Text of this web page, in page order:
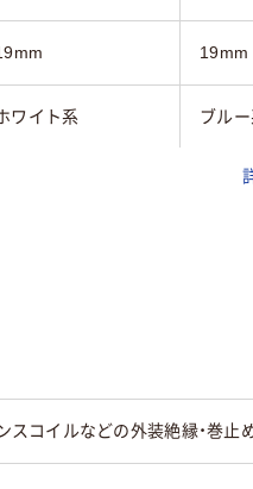
19mm
ワイト系 ブル
スコイルなどの外装絶縁・巻